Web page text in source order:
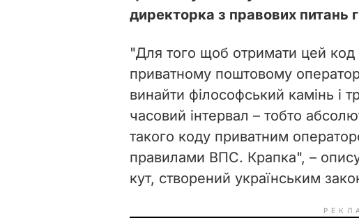
директорка з правових питань
"Для того щоб отримати цей код
приватному поштовому
винайти філософський камінь і
часовий інтервал – тобто
такого коду приватним
правилами ВПС. Крапка", –
кут, створений українським